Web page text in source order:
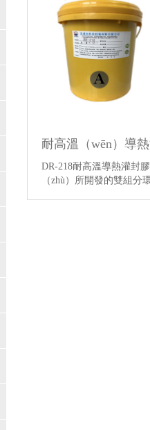
DR-218耐高溫導熱灌封
（zhù）所開發的雙組